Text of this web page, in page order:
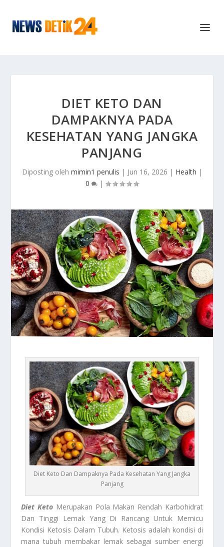
DIET KETO DAN
DAMPAKNYA PADA
KESEHATAN YANG JANGKA
PANJANG
Diposting oleh mimin1 penulis | Jun 16, 2026 | Health |
0
|
Diet Keto Dan Dampaknya Pada Kesehatan Yang Jangka
Panjang
Diet Keto Merupakan Pola Makan Rendah Karbohidrat
Dan Tinggi Lemak Yang Di Rancang Untuk Memicu
Kondisi Ketosis Dalam Tubuh. Ketosis adalah kondisi di
mana tubuh membakar lemak sebagai sumber energi